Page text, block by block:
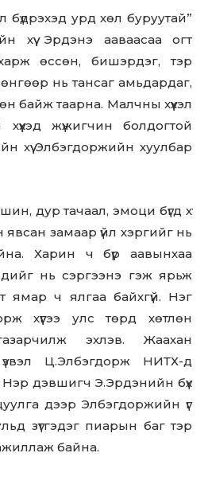
miss
урд хөл буруутай”
хүү Эрдэнэ ааваасаа огт
өссөн, бишэрдэг, тэр
нь тансаг амьдардаг,
байж таарна. Малчны хүүхэл
жүжигчин болдогтой
хүү Элбэгдоржийн хуулбар
дур тачаал, эмоци бүгд хүү
замаар үйл хэргийг нь
Харин ч бүр аавынхаа
нь сэргээнэ гэж ярьж
ч ялгаа байхгүй. Нэг
хүүгээ улс төрд хөтлөн
эхлэв. Жаахан
Ц.Элбэгдорж НИТХ-д
дэвшигч Э.Эрдэнийн бүх
дээр Элбэгдоржийн үг
зүтгэдэг пиарын баг тэр
байна.